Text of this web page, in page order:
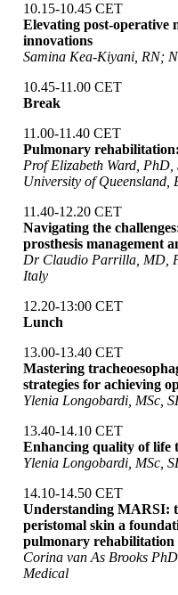
10.15-10.45 CET
Elevating post-operative
innovations
Samina Kea-Kiyani, RN;
10.45-11.00 CET
Break
11.00-11.40 CET
Pulmonary
Prof Elizabeth Ward,
University of Queensland,
11.40-12.20 CET
Navigating the
prosthesis management
Dr Claudio Parrilla, MD,
Italy
12.20-13:00 CET
Lunch
13.00-13.40 CET
Mastering
strategies for achieving
Ylenia Longobardi, MSc,
13.40-14.10 CET
Enhancing quality of life
Ylenia Longobardi, MSc,
14.10-14.50 CET
Understanding MARSI:
peristomal skin a
pulmonary rehabilitation
Corina van As Brooks
Medical